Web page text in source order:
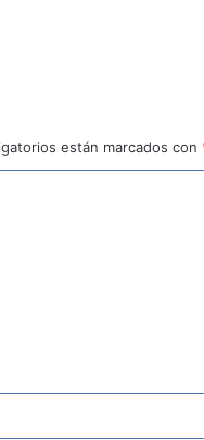
están marcados con